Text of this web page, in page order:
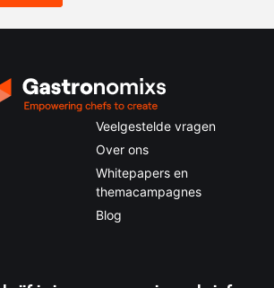
Veelgestelde vragen
Over ons
Whitepapers en
themacampagnes
Blog